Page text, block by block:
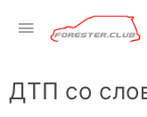
ДТП со